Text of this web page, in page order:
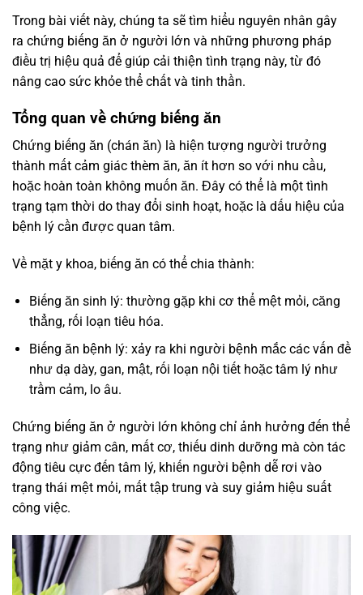
Trong bài viết này, chúng ta sẽ tìm hiểu nguyên nhân gây
ra chứng biếng ăn ở người lớn và những phương pháp
điều trị hiệu quả để giúp cải thiện tình trạng này, từ đó
nâng cao sức khỏe thể chất và tinh thần.
Tổng quan về chứng biếng ăn
Chứng biếng ăn (chán ăn) là hiện tượng người trưởng
thành mất cảm giác thèm ăn, ăn ít hơn so với nhu cầu,
hoặc hoàn toàn không muốn ăn. Đây có thể là một tình
trạng tạm thời do thay đổi sinh hoạt, hoặc là dấu hiệu của
bệnh lý cần được quan tâm.
Về mặt y khoa, biếng ăn có thể chia thành:
Biếng ăn sinh lý: thường gặp khi cơ thể mệt mỏi, căng
thẳng, rối loạn tiêu hóa.
Biếng ăn bệnh lý: xảy ra khi người bệnh mắc các vấn đề
như dạ dày, gan, mật, rối loạn nội tiết hoặc tâm lý như
trầm cảm, lo âu.
Chứng biếng ăn ở người lớn không chỉ ảnh hưởng đến thể
trạng như giảm cân, mất cơ, thiếu dinh dưỡng mà còn tác
động tiêu cực đến tâm lý, khiến người bệnh dễ rơi vào
trạng thái mệt mỏi, mất tập trung và suy giảm hiệu suất
công việc.